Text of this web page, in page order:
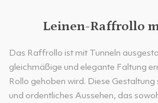
Leinen-Raffrollo
Das Raffrollo ist mit Tunneln
gleichmäßige und elegante Faltung
Rollo gehoben wird. Diese
und ordentliches Aussehen, das